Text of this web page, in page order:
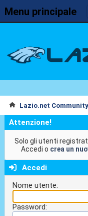
Menu principale
Lazio.net Community
Attenzione!
Solo gli utenti
Accedi o crea un
Accedi
Nome utente:
Password: